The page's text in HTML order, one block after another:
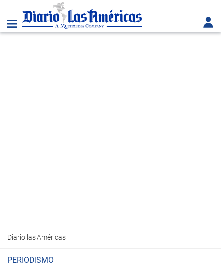
Diario las Américas
PERIODISMO